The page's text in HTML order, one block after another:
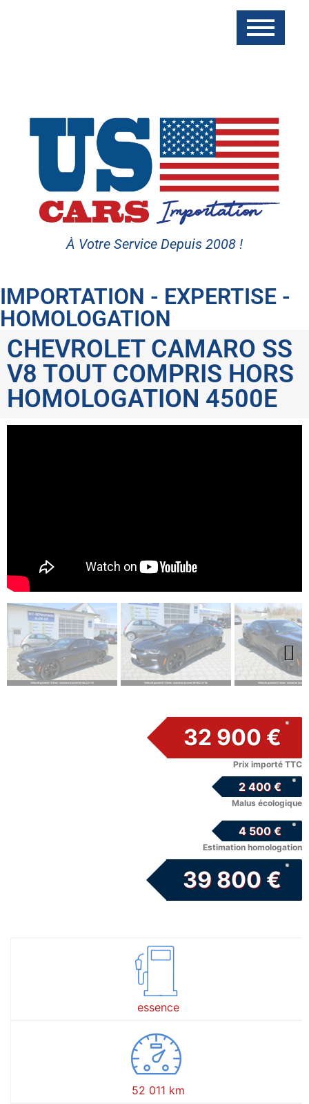
À Votre Service Depuis 2008 !
IMPORTATION - EXPERTISE -
HOMOLOGATION
CHEVROLET CAMARO SS
V8 TOUT COMPRIS HORS
HOMOLOGATION 4500E
Next
32 900 €
Prix importé TTC
2 400 €
Malus écologique
4 500 €
Estimation homologation
39 800 €
essence
52 011 km